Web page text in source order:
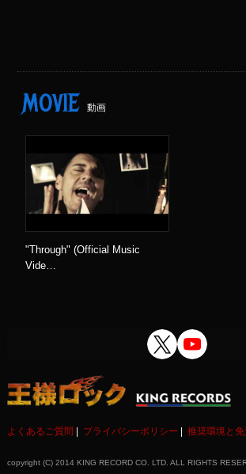
MOVIE 動画
"Through" (Official Music
Vide…
よくあるご質問 プライバシーポリシー 推奨環境と
copyright (C) 2014 KING RECORD CO. LTD. ALL RIGHTS